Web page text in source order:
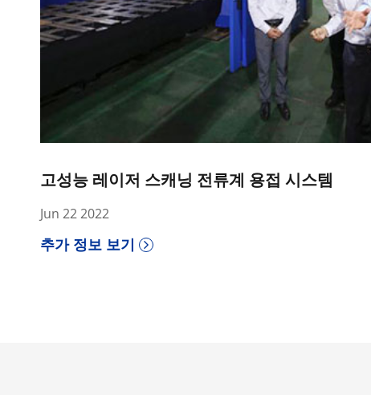
고성능 레이저 스캐닝 전류계 용접 시스템
Jun 22 2022
추가 정보 보기